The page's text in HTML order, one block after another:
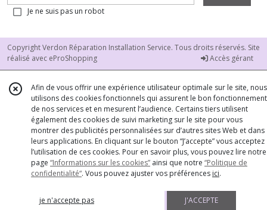
Je ne suis pas un robot
Copyright Verdon Réparation Installation Service. Tous droits réservés. Site
réalisé avec eProShopping Accès gérant
Afin de vous offrir une expérience utilisateur optimale sur le site, nous
utilisons des cookies fonctionnels qui assurent le bon fonctionnement
de nos services et en mesurent l’audience. Certains tiers utilisent
également des cookies de suivi marketing sur le site pour vous
montrer des publicités personnalisées sur d’autres sites Web et dans
leurs applications. En cliquant sur le bouton “J’accepte” vous acceptez
l’utilisation de ces cookies. Pour en savoir plus, vous pouvez lire notre
page “Informations sur les cookies” ainsi que notre “Politique de
confidentialité“. Vous pouvez ajuster vos préférences ici.
je n'accepte pas J'ACCEPTE